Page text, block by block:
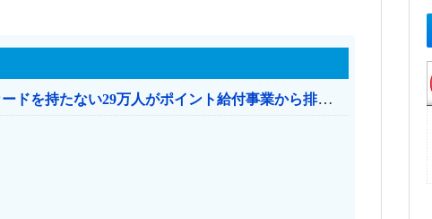
共産党「これは酷い…京都市でマイナンバーカードを持たない29万人がポイント給付事業から排除された」